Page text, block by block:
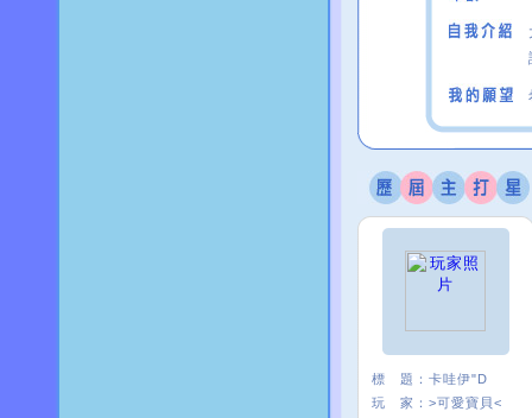
標 題： 卡哇伊"D
玩 家： >可愛寶貝<